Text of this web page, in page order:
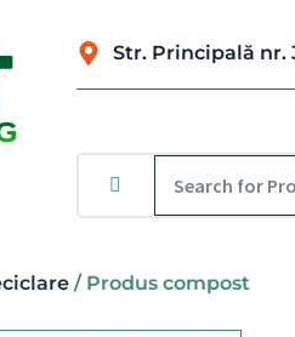
Str. Principală nr.
/ Produs compost